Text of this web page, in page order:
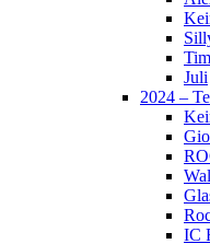
Juli
2024 –
IC